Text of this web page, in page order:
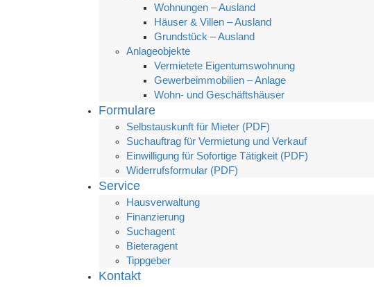
Wohnungen – Ausland
Häuser & Villen – Ausland
Grundstück – Ausland
Anlageobjekte
Vermietete Eigentumswohnung
Gewerbeimmobilien – Anlage
Wohn- und Geschäftshäuser
Formulare
Selbstauskunft für Mieter (PDF)
Suchauftrag für Vermietung und Verkauf
Einwilligung für Sofortige Tätigkeit (PDF)
Widerrufsformular (PDF)
Service
Hausverwaltung
Finanzierung
Suchagent
Bieteragent
Tippgeber
Kontakt